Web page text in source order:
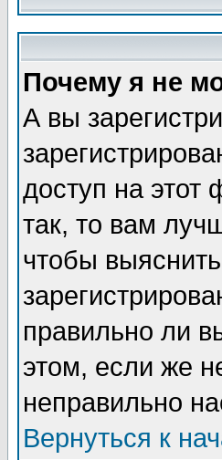
Почему я не
А вы
доступ на
так, то вам
чтобы
правильно ли
этом, если же
неправильно
Вернуться к